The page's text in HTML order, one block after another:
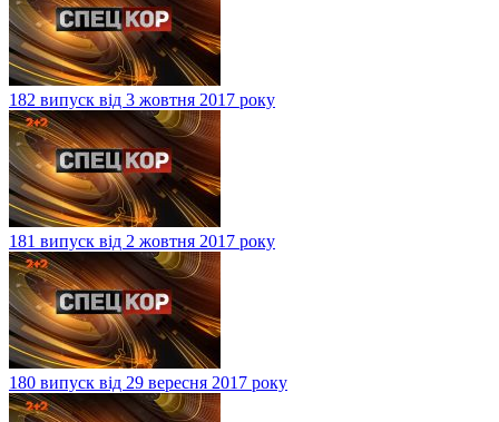
182 випуск від 3 жовтня 2017 року
181 випуск від 2 жовтня 2017 року
180 випуск від 29 вересня 2017 року